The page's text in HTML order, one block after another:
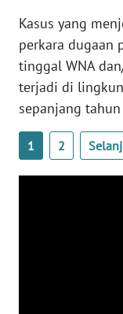
Kasus yang
perkara dugaan
tinggal WNA
terjadi di
sepanjang
1 2
WN
JAMBI
WN
SULTRA
WN
NTB